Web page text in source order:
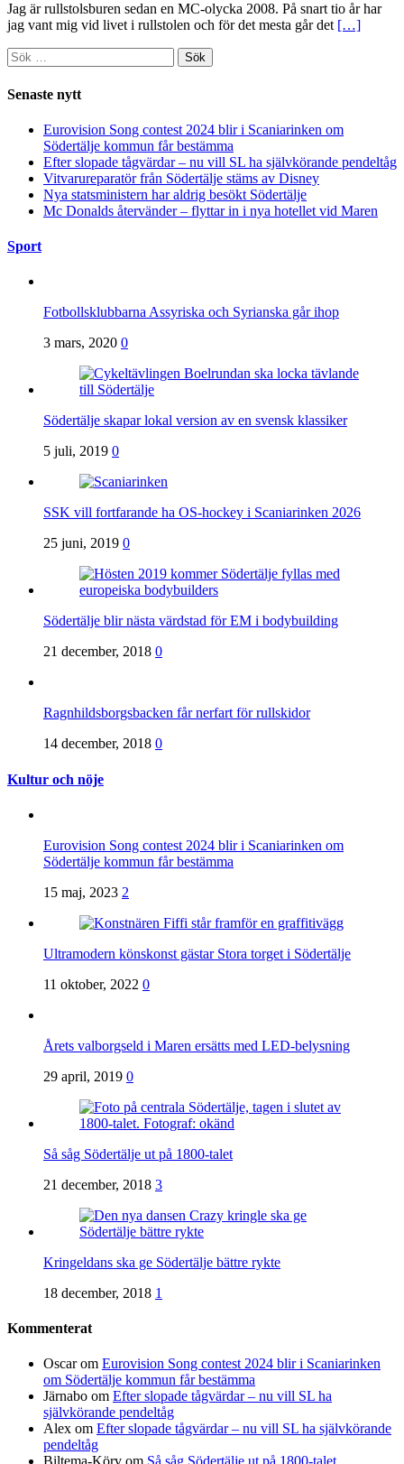
Jag är rullstolsburen sedan en MC-olycka 2008. På snart tio år har
jag vant mig vid livet i rullstolen och för det mesta går det […]
Sök
efter:
Senaste nytt
Eurovision Song contest 2024 blir i Scaniarinken om
Södertälje kommun får bestämma
Efter slopade tågvärdar – nu vill SL ha självkörande pendeltåg
Vitvarureparatör från Södertälje stäms av Disney
Nya statsministern har aldrig besökt Södertälje
Mc Donalds återvänder – flyttar in i nya hotellet vid Maren
Sport
Fotbollsklubbarna Assyriska och Syrianska går ihop
3 mars, 2020 0
Södertälje skapar lokal version av en svensk klassiker
5 juli, 2019 0
SSK vill fortfarande ha OS-hockey i Scaniarinken 2026
25 juni, 2019 0
Södertälje blir nästa värdstad för EM i bodybuilding
21 december, 2018 0
Ragnhildsborgsbacken får nerfart för rullskidor
14 december, 2018 0
Kultur och nöje
Eurovision Song contest 2024 blir i Scaniarinken om
Södertälje kommun får bestämma
15 maj, 2023 2
Ultramodern könskonst gästar Stora torget i Södertälje
11 oktober, 2022 0
Årets valborgseld i Maren ersätts med LED-belysning
29 april, 2019 0
Så såg Södertälje ut på 1800-talet
21 december, 2018 3
Kringeldans ska ge Södertälje bättre rykte
18 december, 2018 1
Kommenterat
Oscarom Eurovision Song contest 2024 blir i Scaniarinken
om Södertälje kommun får bestämma
Järnabo om Efter slopade tågvärdar – nu vill SL ha
självkörande pendeltåg
Alex om Efter slopade tågvärdar – nu vill SL ha självkörande
pendeltåg